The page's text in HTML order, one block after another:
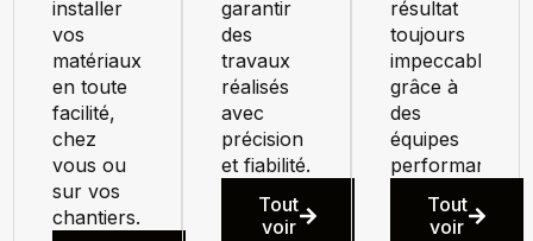
installer
vos
matériaux
en toute
facilité,
chez
vous ou
sur vos
chantiers.
garantir
des
travaux
réalisés
avec
précision
et fiabilité.
Tout
voir
résultat
toujours
impeccable
grâce à
des
équipes
performant.
Tout
voir